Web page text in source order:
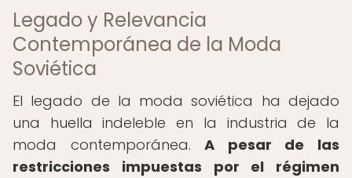
Legado y Relevancia
Contemporánea de la Moda
Soviética
El legado de la moda soviética ha dejado
una huella indeleble en la industria de la
moda contemporánea.A pesar de las
restricciones impuestas por el régimen